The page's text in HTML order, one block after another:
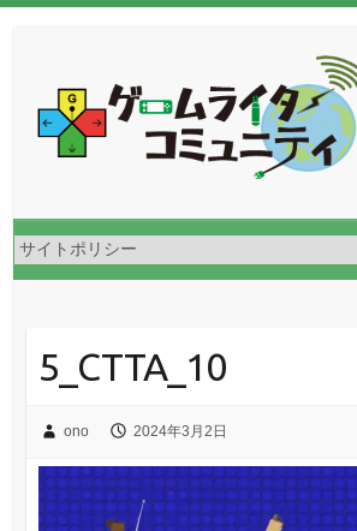
5_CTTA_10
ono 2024年3月2日